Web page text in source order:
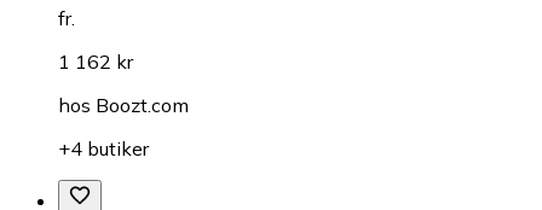
fr.
1 162 kr
hos Boozt.com
+4 butiker